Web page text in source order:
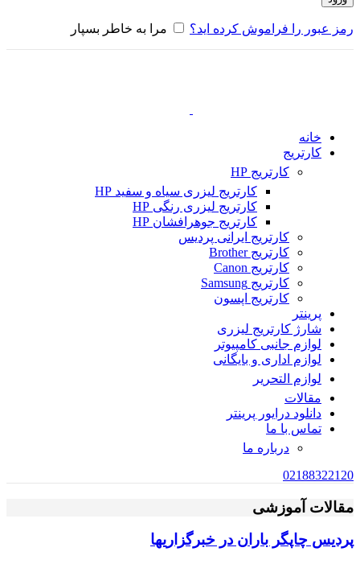
رمز عبور را فراموش کرده اید؟ مرا به خاطر بسپار
خانه
کارتریج
کارتریج HP
کارتریج لیزری سیاه و سفید HP
کارتریج لیزری رنگی HP
کارتریج جوهرافشان HP
کارتریج ایرانی پردیس
کارتریج Brother
کارتریج Canon
کارتریج Samsung
کارتریج اپسون
پرینتر
شارژ کارتریج لیزری
لوازم جانبی کامپیوتر
لوازم اداری و بایگانی
لوازم التحریر
مقالات
دانلود درایور پرینتر
تماس با ما
درباره ما
02188322120
مقالات آموزشی
پردیس چاپگر باران در خبرگزاریها